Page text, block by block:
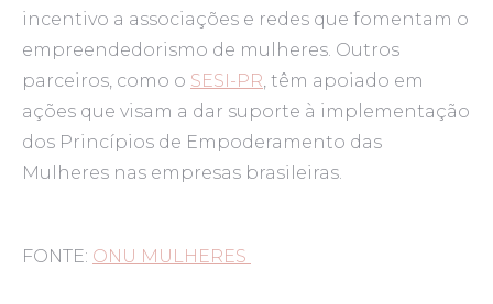
incentivo a associações e redes que fomentam o
empreendedorismo de mulheres. Outros
parceiros, como o SESI-PR, têm apoiado em
ações que visam a dar suporte à implementação
dos Princípios de Empoderamento das
Mulheres nas empresas brasileiras.
FONTE: ONU MULHERES